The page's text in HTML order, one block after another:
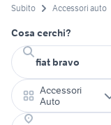
Subito Accessori auto
Cosa cerchi?
Accessori
Auto